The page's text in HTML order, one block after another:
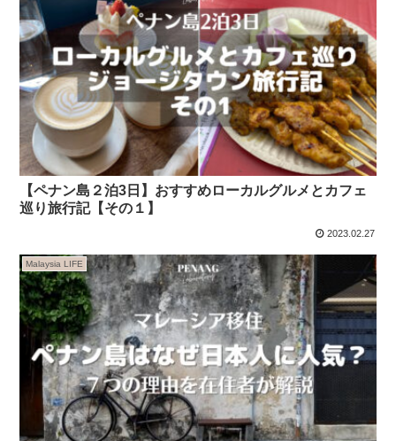
【ペナン島２泊3日】おすすめローカルグルメとカフェ
巡り旅行記【その１】
2023.02.27
Malaysia LIFE